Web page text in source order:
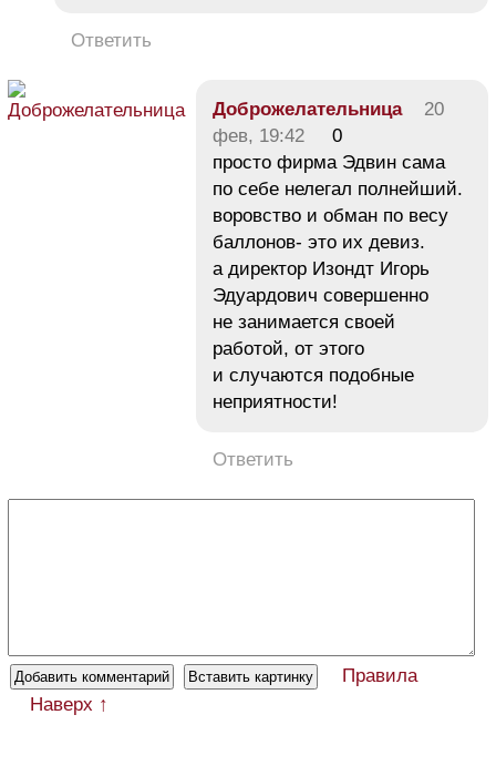
Ответить
Доброжелательница
20
фев, 19:42
0
просто фирма Эдвин сама
по себе нелегал полнейший.
воровство и обман по весу
баллонов- это их девиз.
а директор Изондт Игорь
Эдуардович совершенно
не занимается своей
работой, от этого
и случаются подобные
неприятности!
Ответить
Правила
Наверх ↑